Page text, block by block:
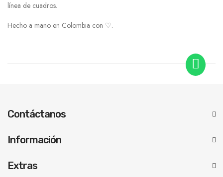
línea de cuadros.
Hecho a mano en Colombia con ♡.
Contáctanos
Información
Extras